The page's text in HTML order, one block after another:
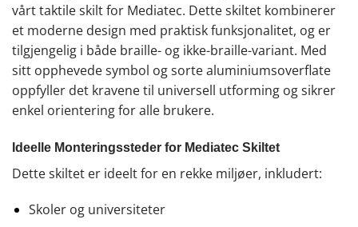
vårt taktile skilt for Mediatec. Dette skiltet kombinerer
et moderne design med praktisk funksjonalitet, og er
tilgjengelig i både braille- og ikke-braille-variant. Med
sitt opphevede symbol og sorte aluminiumsoverflate
oppfyller det kravene til universell utforming og sikrer
enkel orientering for alle brukere.
Ideelle Monteringssteder for Mediatec Skiltet
Dette skiltet er ideelt for en rekke miljøer, inkludert:
Skoler og universiteter